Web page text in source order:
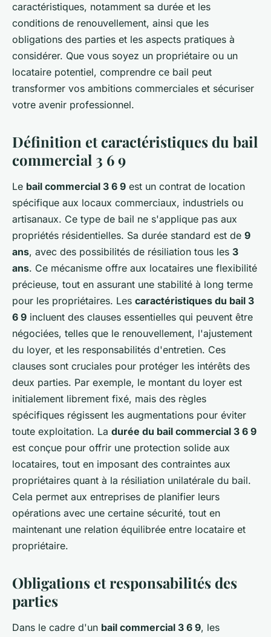
caractéristiques, notamment sa durée et les
conditions de renouvellement, ainsi que les
obligations des parties et les aspects pratiques à
considérer. Que vous soyez un propriétaire ou un
locataire potentiel, comprendre ce bail peut
transformer vos ambitions commerciales et sécuriser
votre avenir professionnel.
Définition et caractéristiques du bail
commercial 3 6 9
Le bail commercial 3 6 9 est un contrat de location
spécifique aux locaux commerciaux, industriels ou
artisanaux. Ce type de bail ne s'applique pas aux
propriétés résidentielles. Sa durée standard est de 9
ans, avec des possibilités de résiliation tous les 3
ans. Ce mécanisme offre aux locataires une flexibilité
précieuse, tout en assurant une stabilité à long terme
pour les propriétaires. Les caractéristiques du bail 3
6 9 incluent des clauses essentielles qui peuvent être
négociées, telles que le renouvellement, l'ajustement
du loyer, et les responsabilités d'entretien. Ces
clauses sont cruciales pour protéger les intérêts des
deux parties. Par exemple, le montant du loyer est
initialement librement fixé, mais des règles
spécifiques régissent les augmentations pour éviter
toute exploitation. La durée du bail commercial 3 6 9
est conçue pour offrir une protection solide aux
locataires, tout en imposant des contraintes aux
propriétaires quant à la résiliation unilatérale du bail.
Cela permet aux entreprises de planifier leurs
opérations avec une certaine sécurité, tout en
maintenant une relation équilibrée entre locataire et
propriétaire.
Obligations et responsabilités des
parties
Dans le cadre d'un bail commercial 3 6 9, les